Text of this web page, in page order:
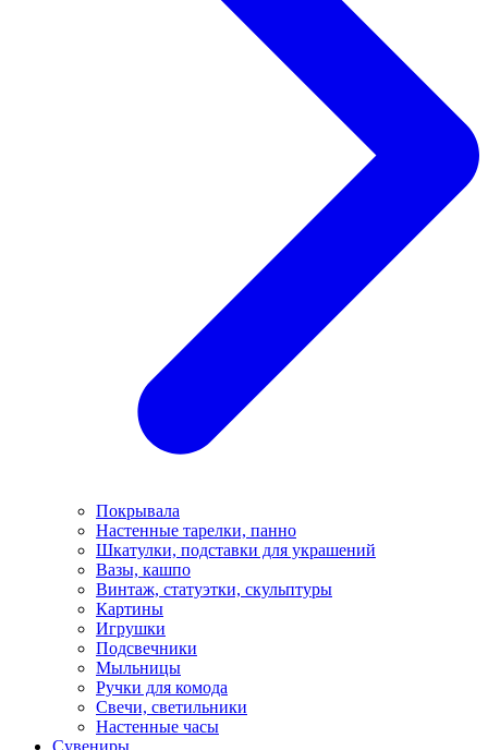
Покрывала
Настенные тарелки, панно
Шкатулки, подставки для украшений
Вазы, кашпо
Винтаж, статуэтки, скульптуры
Картины
Игрушки
Подсвечники
Мыльницы
Ручки для комода
Свечи, светильники
Настенные часы
Сувениры